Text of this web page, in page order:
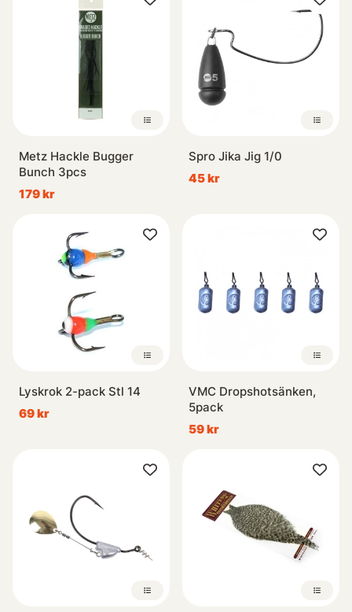
Metz Hackle Bugger
Bunch 3pcs
179 kr
Spro Jika Jig 1/0
45 kr
Lyskrok 2-pack Stl 14
69 kr
VMC Dropshotsänken,
5pack
59 kr